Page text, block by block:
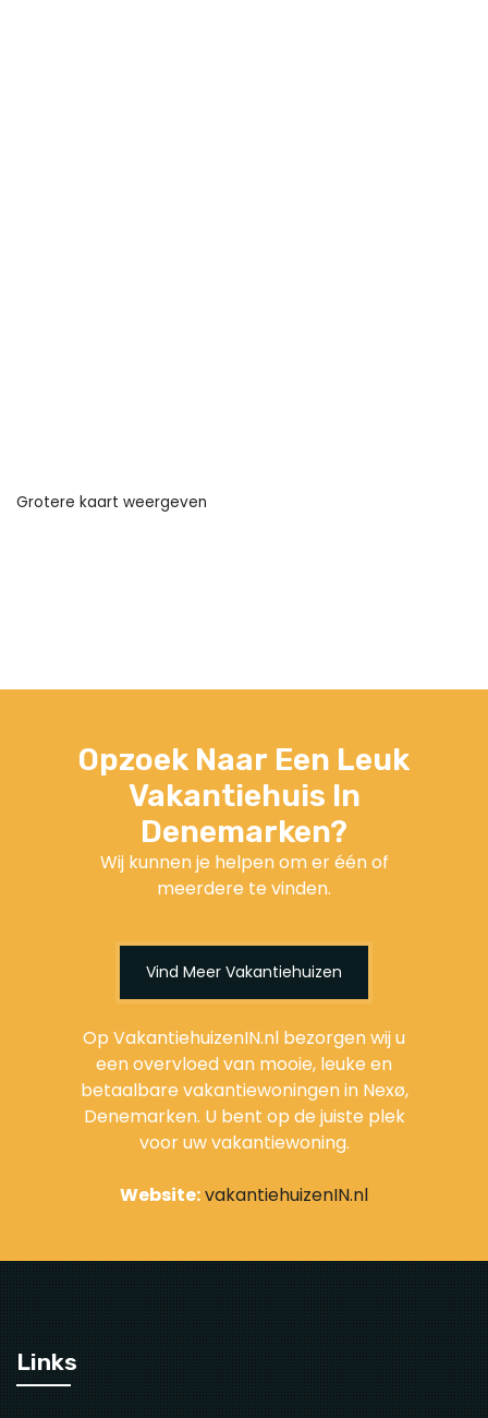
Grotere kaart weergeven
Opzoek Naar Een Leuk
Vakantiehuis In
Denemarken?
Wij kunnen je helpen om er één of
meerdere te vinden.
Vind Meer Vakantiehuizen
Op VakantiehuizenIN.nl bezorgen wij u
een overvloed van mooie, leuke en
betaalbare vakantiewoningen in Nexø,
Denemarken. U bent op de juiste plek
voor uw vakantiewoning.
Website:vakantiehuizenIN.nl
Links